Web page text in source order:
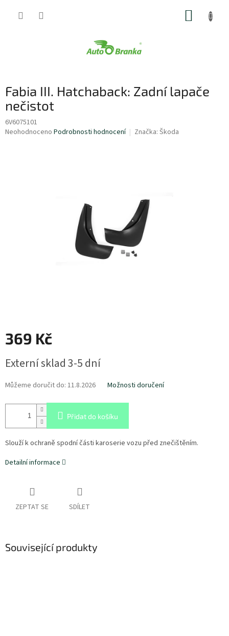
Fabia III. Hatchaback: Zadní lapače
nečistot
6V6075101
Průměrné
Neohodnoceno Podrobnosti hodnocení Značka: Škoda
369 Kč
cena:
Externí sklad 3-5 dní
Můžeme doručit do: 11.8.2026 Možnosti doručení
Přidat do košíku
Slouží k ochraně spodní části karoserie vozu před znečištěním.
Detailní informace
ZEPTAT SE SDÍLET
Související produkty